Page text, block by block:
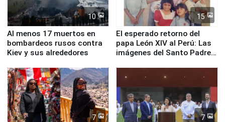
10
Al menos 17 muertos en
bombardeos rusos contra
Kiev y sus alrededores
15
El esperado retorno del
papa León XIV al Perú: Las
imágenes del Santo Padre
7 7